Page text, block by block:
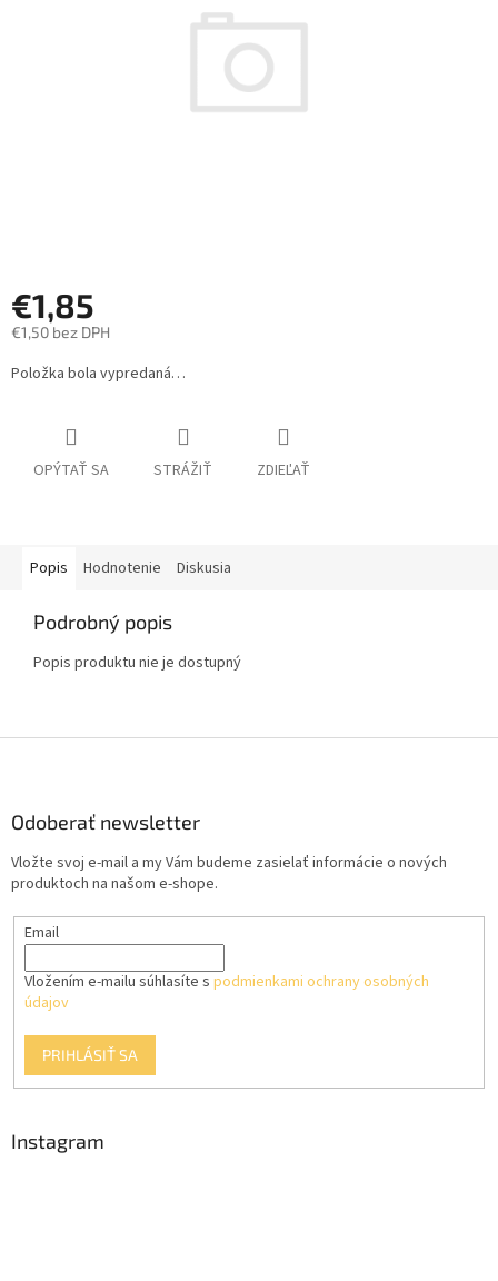
€1,85
€1,50 bez DPH
Jednotková
cena:
Položka bola vypredaná…
OPÝTAŤ SA STRÁŽIŤ ZDIEĽAŤ
Popis Hodnotenie Diskusia
Podrobný popis
Popis produktu nie je dostupný
Odoberať newsletter
Vložte svoj e-mail a my Vám budeme zasielať informácie o nových
produktoch na našom e-shope.
Email
Vložením e-mailu súhlasíte s podmienkami ochrany osobných
údajov
PRIHLÁSIŤ SA
Instagram